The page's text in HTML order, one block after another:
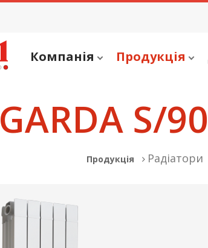
Компанія Продукція
GARDA S/
Продукція Радіатори